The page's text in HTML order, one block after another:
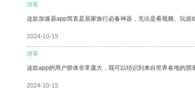
游客
这款加速器app简直是居家旅行必备神器，无论是看视频、玩
2024-10-15
游客
这款app的用户群体非常庞大，我可以结识到来自世界各地的朋
2024-10-15